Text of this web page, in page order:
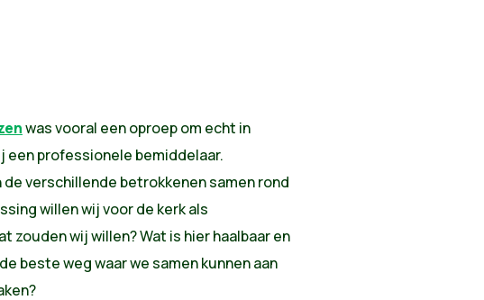
was vooral een oproep om echt in
een professionele bemiddelaar.
de verschillende betrokkenen samen rond
willen wij voor de kerk als
zouden wij willen? Wat is hier haalbaar en
beste weg waar we samen kunnen aan